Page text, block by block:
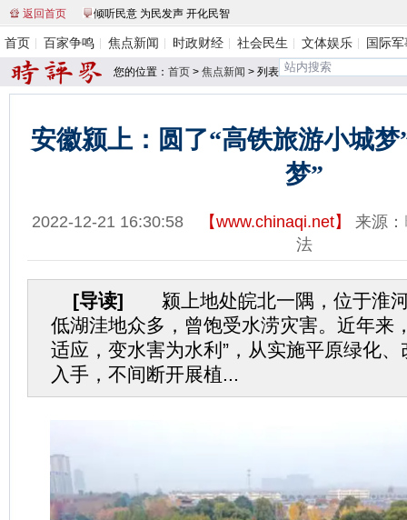
返回首页 倾听民意 为民发声 开化民智
首页 百家争鸣 焦点新闻 时政财经 社会民生 文体娱乐 国际
您的位置： 首页 > 焦点新闻 > 列表
安徽颍上：圆了“高铁旅游小城
梦”
2022-12-21 16:30:58 【www.chinaqi.net】 来源：
法
[导读] 颍上地处皖北一隅，位于淮
低湖洼地众多，曾饱受水涝灾害。近年来
适应，变水害为水利”，从实施平原绿化
入手，不间断开展植...